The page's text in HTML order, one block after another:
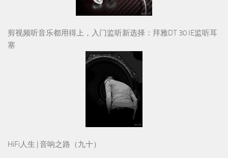
剪视频听音乐都用得上，入门监听新选择：拜雅DT 30 IE监听耳
塞
HiFi人生 | 音响之路（九十）